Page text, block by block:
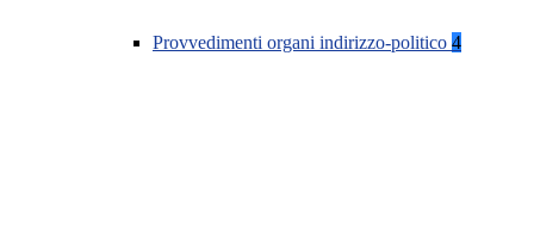
Provvedimenti organi indirizzo-politico 4